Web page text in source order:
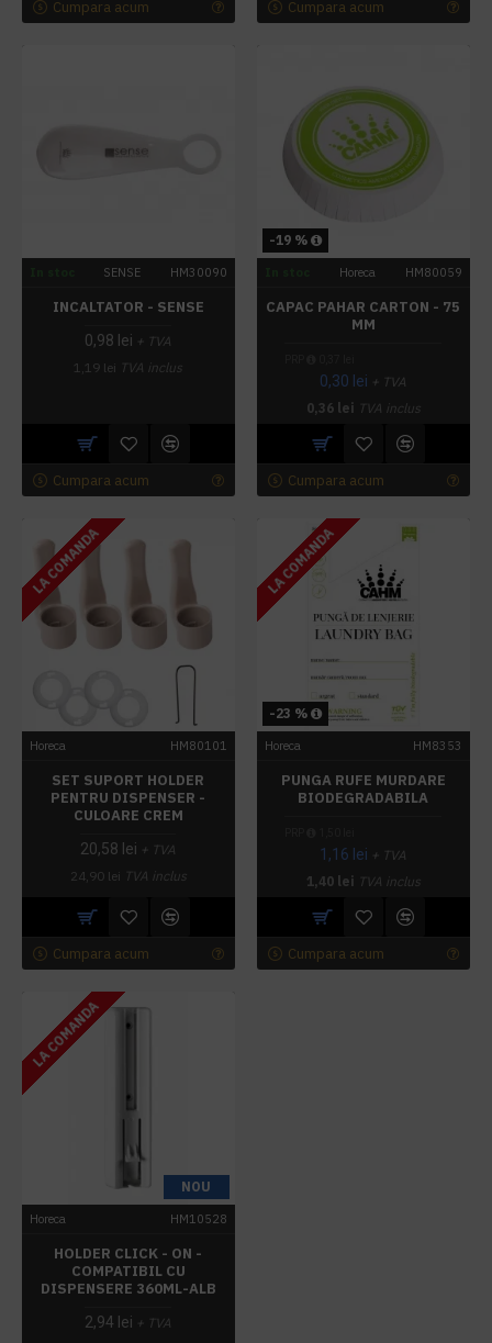
Cumpara acum Cumpara acum
SENSE HM30090
INCALTATOR - SENSE
0,98 lei + TVA
1,19 lei TVA inclus
Cumpara acum
-19 %
Horeca HM80059
CAPAC PAHAR CARTON - 75
MM
0,30 lei + TVA
0,36 lei TVA inclus
Cumpara acum
LA COMANDA
Horeca HM80101
SET SUPORT HOLDER
PENTRU DISPENSER -
CULOARE CREM
20,58 lei + TVA
24,90 lei TVA inclus
Cumpara acum
-23 %
LA COMANDA
Horeca HM8353
PUNGA RUFE MURDARE
BIODEGRADABILA
1,16 lei + TVA
1,40 lei TVA inclus
Cumpara acum
NOU
LA COMANDA
Horeca HM10528
HOLDER CLICK - ON -
COMPATIBIL CU
DISPENSERE 360ML-ALB
2,94 lei + TVA